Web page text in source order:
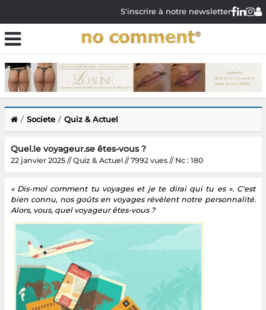
S'inscrire à notre newsletter
Societe Quiz & Actuel
Quel.le voyageur.se êtes-vous ?
22 janvier 2025 // Quiz & Actuel // 7992 vues // Nc : 180
« Dis-moi comment tu voyages et je te dirai qui tu es ». C'est
bien connu, nos goûts en voyages révèlent notre personnalité.
Alors, vous, quel voyageur êtes-vous ?